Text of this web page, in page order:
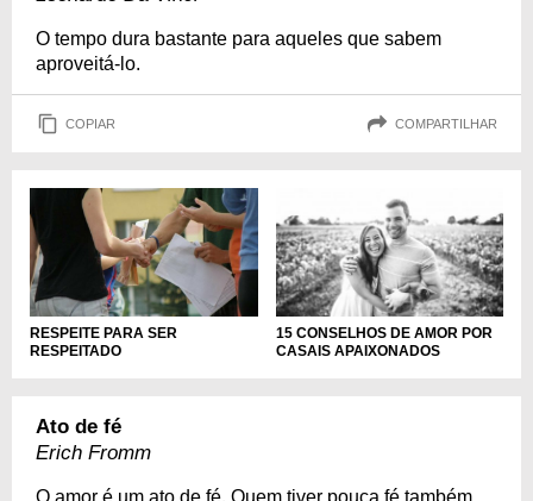
O tempo dura bastante para aqueles que sabem
aproveitá-lo.
COPIAR COMPARTILHAR
RESPEITE PARA SER
RESPEITADO
15 CONSELHOS DE AMOR POR
CASAIS APAIXONADOS
Ato de fé
Erich Fromm
O amor é um ato de fé. Quem tiver pouca fé também